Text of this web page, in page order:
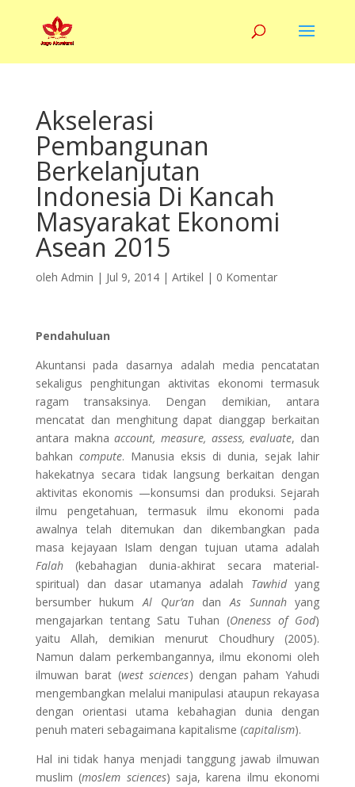
Akselerasi
Pembangunan
Berkelanjutan
Indonesia Di Kancah
Masyarakat Ekonomi
Asean 2015
oleh Admin | Jul 9, 2014| Artikel | 0 Komentar
Pendahuluan
Akuntansi pada dasarnya adalah media pencatatan
sekaligus penghitungan aktivitas ekonomi termasuk
ragam transaksinya. Dengan demikian, antara
mencatat dan menghitung dapat dianggap berkaitan
antara maknaaccount, measure, assess, evaluate, dan
bahkan compute. Manusia eksis di dunia, sejak lahir
hakekatnya secara tidak langsung berkaitan dengan
aktivitas ekonomis —konsumsi dan produksi. Sejarah
ilmu pengetahuan, termasuk ilmu ekonomi pada
awalnya telah ditemukan dan dikembangkan pada
masa kejayaan Islam dengan tujuan utama adalah
Falah(kebahagian dunia-akhirat secara material-
spiritual) dan dasar utamanya adalah Tawhidyang
bersumber hukumAl Qur’andanAs Sunnahyang
mengajarkan tentang Satu Tuhan (Oneness of God)
yaitu Allah, demikian menurut Choudhury (2005).
Namun dalam perkembangannya, ilmu ekonomi oleh
ilmuwan barat (west sciences) dengan paham Yahudi
mengembangkan melalui manipulasi ataupun rekayasa
dengan orientasi utama kebahagian dunia dengan
penuh materi sebagaimana kapitalisme (capitalism).
Hal ini tidak hanya menjadi tanggung jawab ilmuwan
muslim (moslem sciences) saja, karena ilmu ekonomi